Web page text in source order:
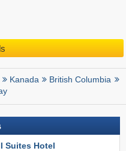
Kanada
British Columbia
Suites Hotel